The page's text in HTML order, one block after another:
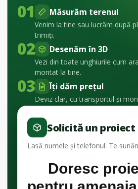
01 Măsurăm terenul
Venim la tine sau lucrăm după
trimiți.
02 Desenăm în 3D
Vezi din toate unghiurile cum
montat la tine.
03 Îți dăm prețul
Deviz clar, cu transportul și
Solicită un proiect
Lasă numele și telefonul. Te
Doresc